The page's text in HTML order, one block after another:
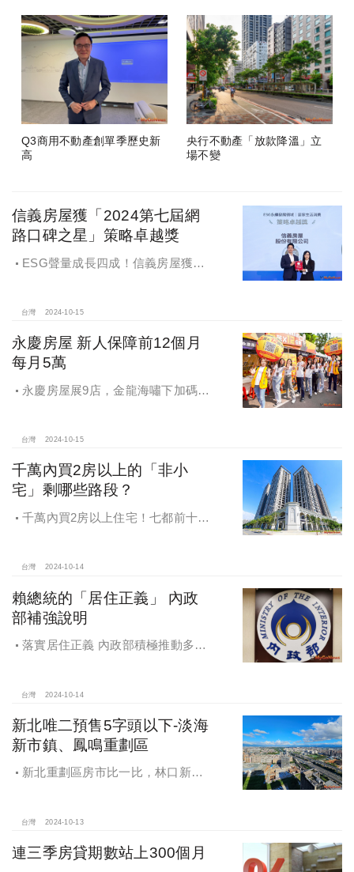
Q3商用不動產創單季歷史新
高
央行不動產「放款降溫」立
場不變
信義房屋獲「2024第七屆網
路口碑之星」策略卓越獎
ESG聲量成長四成！信義房屋獲
台灣 2024-10-15
永慶房屋 新人保障前12個月
每月5萬
永慶房屋展9店，金龍海嘯下加碼員
福感，看得到更領得到！業務新人保
障前12個月每月5萬
台灣 2024-10-15
千萬內買2房以上的「非小
宅」剩哪些路段？
千萬內買2房以上住宅！七都前十大
台灣 2024-10-14
賴總統的「居住正義」 內政
部補強說明
落實居住正義 內政部積極推動多元
台灣 2024-10-14
新北唯二預售5字頭以下-淡海
新市鎮、鳳鳴重劃區
新北重劃區房市比一比，林口新市
台灣 2024-10-13
連三季房貸期數站上300個月